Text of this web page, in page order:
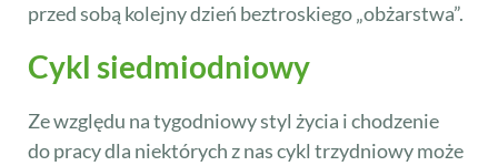
przed sobą kolejny dzień beztroskiego „obżarstwa”.
Cykl siedmiodniowy
Ze względu na tygodniowy styl życia i chodzenie
do pracy dla niektórych z nas cykl trzydniowy może